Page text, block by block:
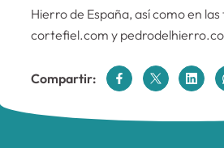
Hierro de España, así como en
cortefiel.com y
Compartir: